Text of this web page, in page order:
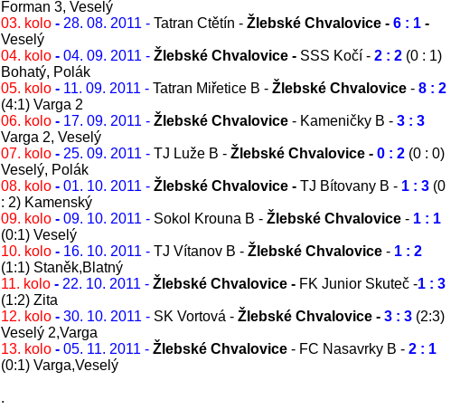
Forman 3, Veselý
03. kolo - 28. 08. 2011 - Tatran Ctětín - Žlebské Chvalovice - 6 : 1 -
Veselý
04. kolo - 04. 09. 2011 - Žlebské Chvalovice - SSS Kočí - 2 : 2 (0 : 1)
Bohatý, Polák
05. kolo - 11. 09. 2011 - Tatran Miřetice B - Žlebské Chvalovice - 8 : 2
(4:1) Varga 2
06. kolo - 17. 09. 2011 - Žlebské Chvalovice - Kameničky B - 3 : 3
Varga 2, Veselý
07. kolo - 25. 09. 2011 - TJ Luže B - Žlebské Chvalovice - 0 : 2 (0 : 0)
Veselý, Polák
08. kolo - 01. 10. 2011 - Žlebské Chvalovice - TJ Bítovany B - 1 : 3 (0
: 2) Kamenský
09. kolo - 09. 10. 2011 - Sokol Krouna B - Žlebské Chvalovice - 1 : 1
(0:1) Veselý
10. kolo - 16. 10. 2011 - TJ Vítanov B - Žlebské Chvalovice - 1 : 2
(1:1) Staněk,Blatný
11. kolo - 22. 10. 2011 - Žlebské Chvalovice - FK Junior Skuteč -1 : 3
(1:2) Zita
12. kolo - 30. 10. 2011 - SK Vortová - Žlebské Chvalovice - 3 : 3 (2:3)
Veselý 2,Varga
13. kolo - 05. 11. 2011 - Žlebské Chvalovice - FC Nasavrky B - 2 : 1
(0:1) Varga,Veselý
.